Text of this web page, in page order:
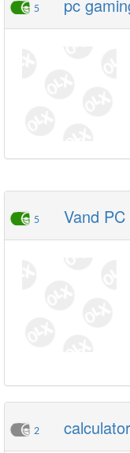
5 pc
5 Vand
2